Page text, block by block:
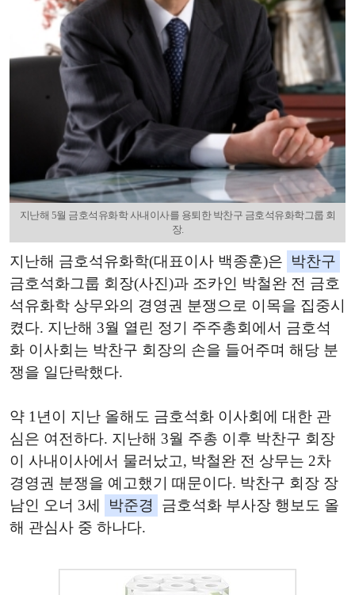
지난해 5월 금호석유화학 사내이사를 용퇴한 박찬구 금호석유화학그룹 회
장.
지난해 금호석유화학(대표이사 백종훈)은
박찬구
금호석화그룹 회장(사진)과 조카인 박철완 전 금호
석유화학 상무와의 경영권 분쟁으로 이목을 집중시
켰다. 지난해 3월 열린 정기 주주총회에서 금호석
화 이사회는 박찬구 회장의 손을 들어주며 해당 분
쟁을 일단락했다.
약 1년이 지난 올해도 금호석화 이사회에 대한 관
심은 여전하다. 지난해 3월 주총 이후 박찬구 회장
이 사내이사에서 물러났고, 박철완 전 상무는 2차
경영권 분쟁을 예고했기 때문이다. 박찬구 회장 장
남인 오너 3세
박준경
금호석화 부사장 행보도 올
해 관심사 중 하나다.